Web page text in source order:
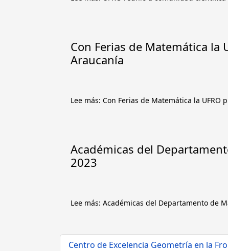
Con Ferias de Matemática la
Araucanía
Lee más: Con Ferias de Matemática la
Académicas del
2023
Lee más: Académicas del Departamento de
Centro de Excelencia Geometría en la